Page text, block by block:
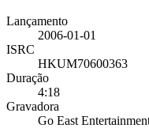
Lançamento
2006-01-01
ISRC
HKUM70600363
Duração
4:18
Gravadora
Go East